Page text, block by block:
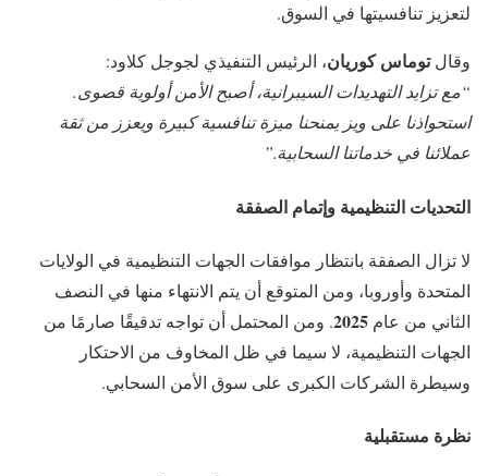
لتعزيز تنافسيتها في السوق.
وقالتوماس كوريان، الرئيس التنفيذي لجوجل كلاود:
“مع تزايد التهديدات السيبرانية، أصبح الأمن أولوية قصوى.
استحواذنا على ويز يمنحنا ميزة تنافسية كبيرة ويعزز من ثقة
عملائنا في خدماتنا السحابية.”
التحديات التنظيمية وإتمام الصفقة
لا تزال الصفقة بانتظار موافقات الجهات التنظيمية في الولايات
المتحدة وأوروبا، ومن المتوقع أن يتم الانتهاء منها في النصف
الثاني من عام 2025. ومن المحتمل أن تواجه تدقيقًا صارمًا من
الجهات التنظيمية، لا سيما في ظل المخاوف من الاحتكار
وسيطرة الشركات الكبرى على سوق الأمن السحابي.
نظرة مستقبلية